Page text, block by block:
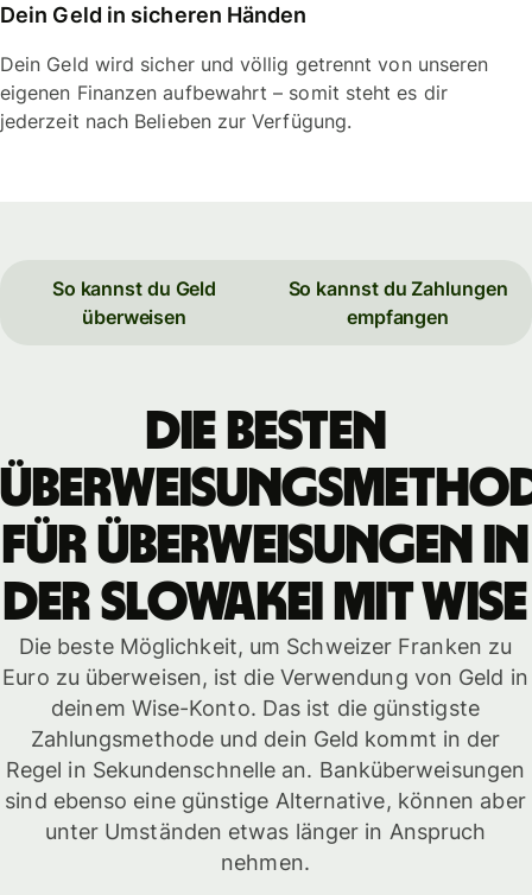
Dein Geld in sicheren Händen
Dein Geld wird sicher und völlig getrennt von unseren
eigenen Finanzen aufbewahrt – somit steht es dir
jederzeit nach Belieben zur Verfügung.
So kannst du Geld
überweisen
So kannst du Zahlungen
empfangen
Die besten
für Überweisungen in
der Slowakei mit WISE
Die beste Möglichkeit, um Schweizer Franken zu
Euro zu überweisen, ist die Verwendung von Geld in
deinem Wise-Konto. Das ist die günstigste
Zahlungsmethode und dein Geld kommt in der
Regel in Sekundenschnelle an. Banküberweisungen
sind ebenso eine günstige Alternative, können aber
unter Umständen etwas länger in Anspruch
nehmen.